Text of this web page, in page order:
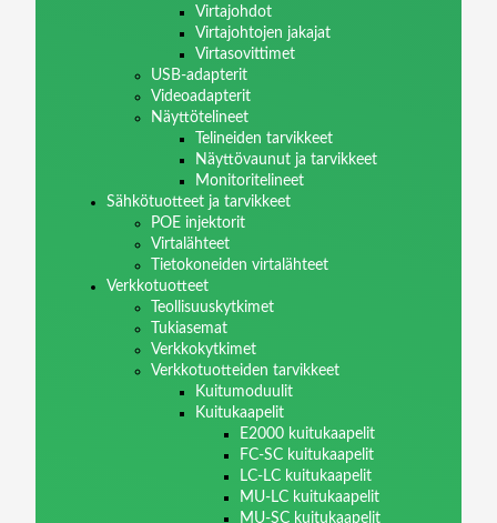
Virtajohdot
Virtajohtojen jakajat
Virtasovittimet
USB-adapterit
Videoadapterit
Näyttötelineet
Telineiden tarvikkeet
Näyttövaunut ja tarvikkeet
Monitoritelineet
Sähkötuotteet ja tarvikkeet
POE injektorit
Virtalähteet
Tietokoneiden virtalähteet
Verkkotuotteet
Teollisuuskytkimet
Tukiasemat
Verkkokytkimet
Verkkotuotteiden tarvikkeet
Kuitumoduulit
Kuitukaapelit
E2000 kuitukaapelit
FC-SC kuitukaapelit
LC-LC kuitukaapelit
MU-LC kuitukaapelit
MU-SC kuitukaapelit